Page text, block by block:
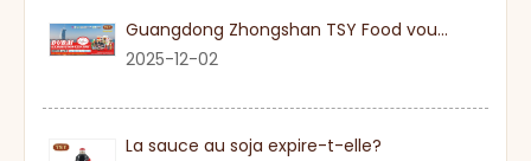
Guangdong Zhongshan TSY Food vous invite sincèrement à visiter l'exposition Gulfood de Dubaï 2026
2025-12-02
La sauce au soja expire-t-elle?